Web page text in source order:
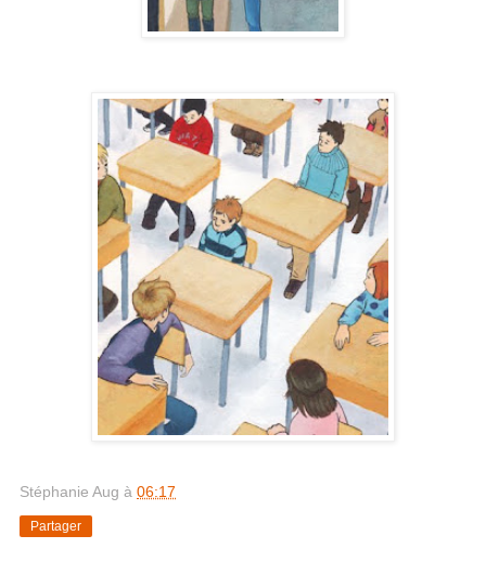
Stéphanie Aug à 06:17
Partager